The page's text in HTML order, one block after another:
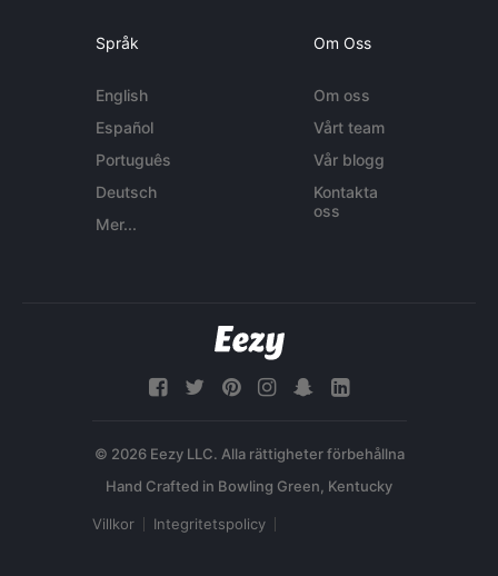
Språk
English
Español
Português
Deutsch
Mer...
Om Oss
Om oss
Vårt team
Vår blogg
Kontakta
oss
© 2026 Eezy LLC. Alla rättigheter förbehållna
Villkor Integritetspolicy